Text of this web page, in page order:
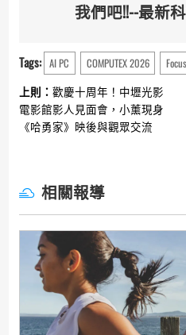
我們吧!!--最新
Tags: AI PC COMPUTEX 2026 Focus
Continue
Reading
上則： 歡慶十周年！中壢光影
電影館影人見面會，小薰現身
《哈勇家》映後與觀眾交流
相關報導